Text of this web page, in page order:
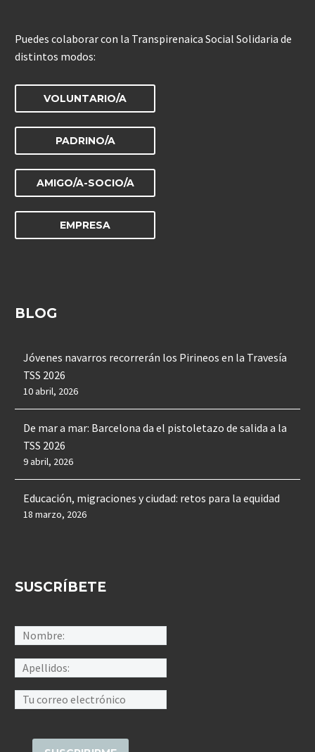
Puedes colaborar con la Transpirenaica Social Solidaria de
distintos modos:
VOLUNTARIO/A
PADRINO/A
AMIGO/A-SOCIO/A
EMPRESA
BLOG
Jóvenes navarros recorrerán los Pirineos en la Travesía
TSS 2026
10 abril, 2026
De mar a mar: Barcelona da el pistoletazo de salida a la
TSS 2026
9 abril, 2026
Educación, migraciones y ciudad: retos para la equidad
18 marzo, 2026
SUSCRÍBETE